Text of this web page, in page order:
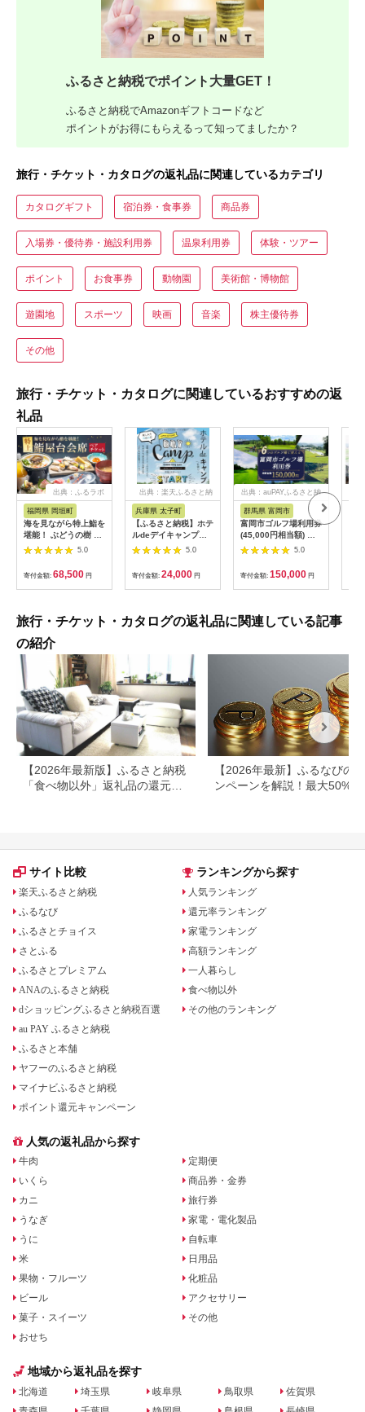
ふるさと納税でポイント大量GET！
ふるさと納税でAmazonギフトコードなど
ポイントがお得にもらえるって知ってましたか？
旅行・チケット・カタログの返礼品に関連しているカテゴリ
カタログギフト 宿泊券・食事券 商品券
入場券・優待券・施設利用券 温泉利用券 体験・ツアー
ポイント お食事券 動物園 美術館・博物館
遊園地 スポーツ 映画 音楽 株主優待券
その他
旅行・チケット・カタログに関連しているおすすめの返
礼品
出典：ふるラボ
福岡県 岡垣町
海を見ながら特上鮨を
堪能！ ぶどうの樹 鮨
屋台ペア お食事券 海
鮮 海 屋台 食事 ペア
福岡県 岡垣町
5.0
寄付金額: 68,500 円
出典：楽天ふるさと納
兵庫県 太子町
【ふるさと納税】ホテ
ルdeデイキャンプ体
験チケット
【1364991】
5.0
寄付金額: 24,000 円
出典：auPAYふるさと納
群馬県 富岡市
富岡市ゴルフ場利用券
(45,000円相当額) ゴ
ルフ チケット 平日 土
日 祝日 プレー券 関東
群馬県 首都圏 F20E-
382
5.0
寄付金額: 150,000 円
旅行・チケット・カタログの返礼品に関連している記事
の紹介
【2026年最新版】ふるさと納税
「食べ物以外」返礼品の還元率
【2026年最新】ふるなびの
ンペーンを解説！最大50%還
サイト比較
楽天ふるさと納税
ふるなび
ふるさとチョイス
さとふる
ふるさとプレミアム
ANAのふるさと納税
dショッピングふるさと納税百選
au PAY ふるさと納税
ふるさと本舗
ヤフーのふるさと納税
マイナビふるさと納税
ポイント還元キャンペーン
ランキングから探す
人気ランキング
還元率ランキング
家電ランキング
高額ランキング
一人暮らし
食べ物以外
その他のランキング
人気の返礼品から探す
牛肉
いくら
カニ
うなぎ
うに
米
果物・フルーツ
ビール
菓子・スイーツ
おせち
定期便
商品券・金券
旅行券
家電・電化製品
自転車
日用品
化粧品
アクセサリー
その他
地域から返礼品を探す
北海道
埼玉県
岐阜県
鳥取県
佐賀県